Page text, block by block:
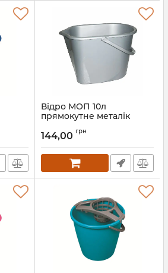
Відро МОП 10л
прямокутне металік
144,00 грн